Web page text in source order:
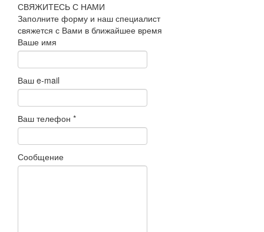
СВЯЖИТЕСЬ С НАМИ
Заполните форму и наш специалист
свяжется с Вами в ближайшее время
Ваше имя
Ваш e-mail
Ваш телефон *
Сообщение